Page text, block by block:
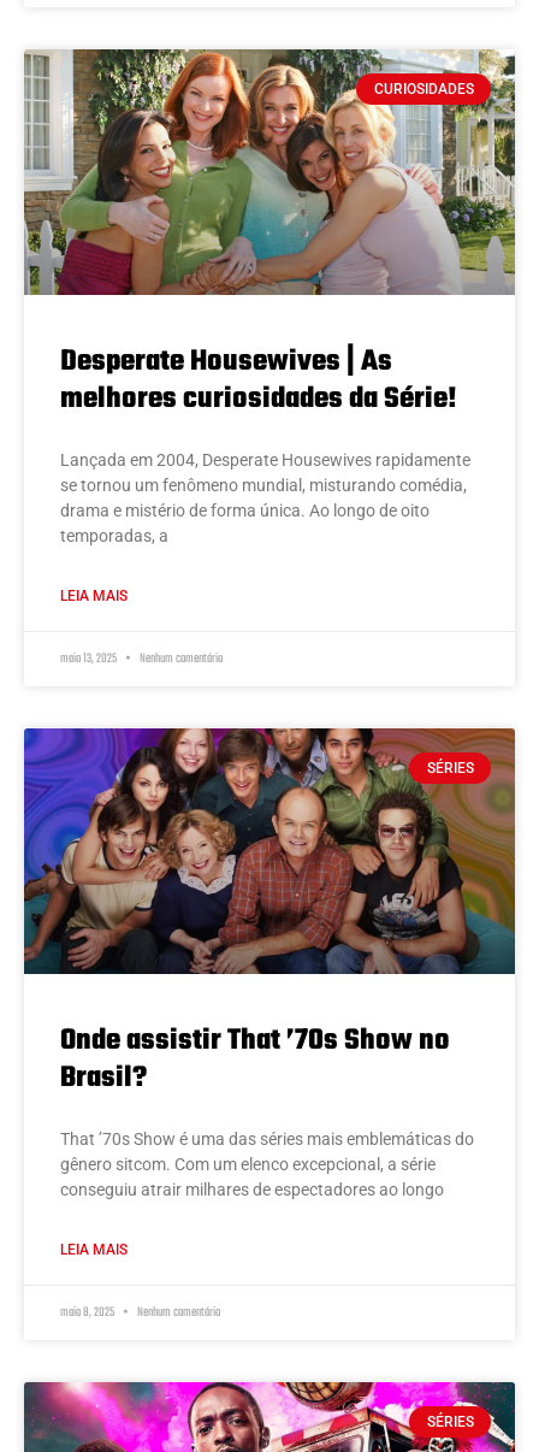
CURIOSIDADES
Desperate Housewives | As
melhores curiosidades da Série!
Lançada em 2004, Desperate Housewives rapidamente
se tornou um fenômeno mundial, misturando comédia,
drama e mistério de forma única. Ao longo de oito
temporadas, a
LEIA MAIS
maio 13, 2025 Nenhum comentário
SÉRIES
Onde assistir That ’70s Show no
Brasil?
That ’70s Show é uma das séries mais emblemáticas do
gênero sitcom. Com um elenco excepcional, a série
conseguiu atrair milhares de espectadores ao longo
LEIA MAIS
maio 8, 2025 Nenhum comentário
SÉRIES